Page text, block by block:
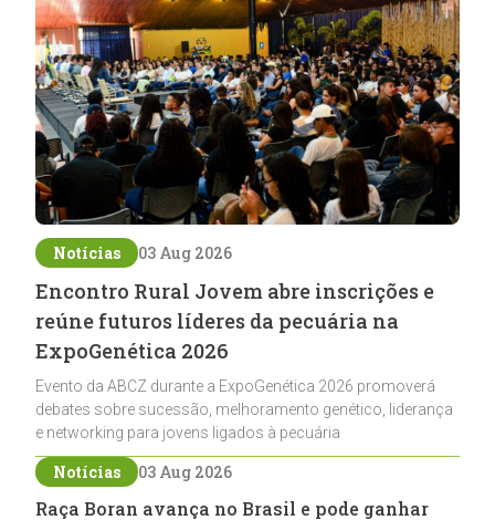
Notícias 03 Aug 2026
Encontro Rural Jovem abre inscrições e
reúne futuros líderes da pecuária na
ExpoGenética 2026
Evento da ABCZ durante a ExpoGenética 2026 promoverá
debates sobre sucessão, melhoramento genético, liderança
e networking para jovens ligados à pecuária
Notícias 03 Aug 2026
Raça Boran avança no Brasil e pode ganhar